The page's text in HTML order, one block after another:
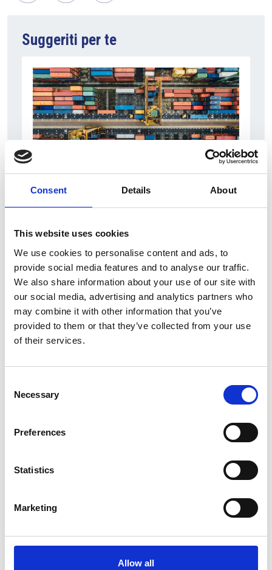
Consent Details About
This website uses cookies
We use cookies to personalise content and ads, to
provide social media features and to analyse our traffic.
We also share information about your use of our site with
our social media, advertising and analytics partners who
may combine it with other information that you’ve
provided to them or that they’ve collected from your use
of their services.
Selection
Necessary
Preferences
Statistics
Marketing
Allow all
Suggeriti per te
6 Agosto 2026
nel primo semestre i dieci miliardi di euro
Interviste
Repubblica Ceca
Repubblica Ceca